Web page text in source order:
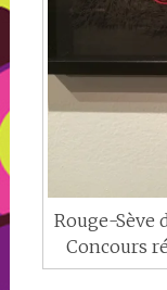
Rouge-Sève
Concours